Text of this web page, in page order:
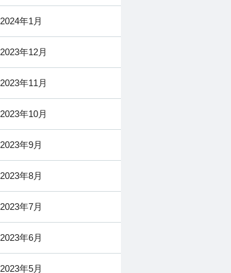
2024年1月
2023年12月
2023年11月
2023年10月
2023年9月
2023年8月
2023年7月
2023年6月
2023年5月